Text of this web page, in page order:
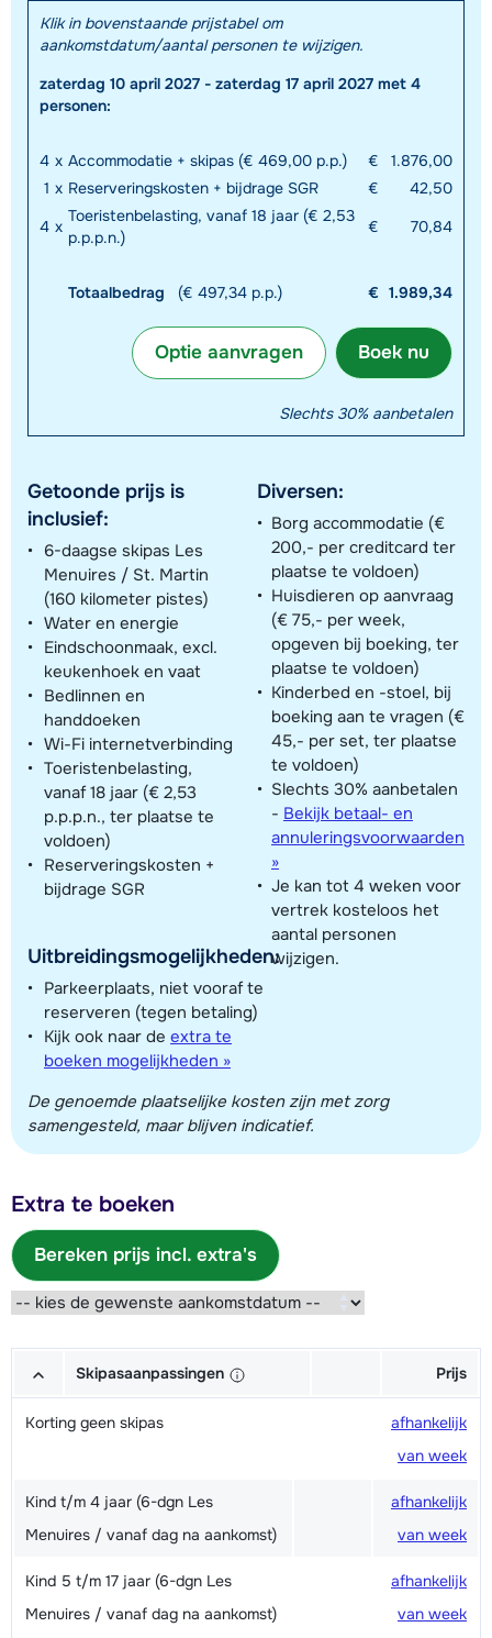
Klik in bovenstaande prijstabel om
aankomstdatum/aantal personen te wijzigen.
zaterdag 10 april 2027 - zaterdag 17 april 2027 met 4
personen:
4 x Accommodatie + skipas (€ 469,00 p.p.) €
1.876,00
1 x Reserveringskosten + bijdrage SGR €
42,50
4 x
Toeristenbelasting, vanaf 18 jaar (€ 2,53
p.p.p.n.)
€ 70,84
Totaalbedrag (€ 497,34 p.p.) € 1.989,34
Boek nu
Optie aanvragen
Slechts 30% aanbetalen
Getoonde prijs is
inclusief:
6-daagse skipas Les
Menuires / St. Martin
(160 kilometer pistes)
Water en energie
Eindschoonmaak, excl.
keukenhoek en vaat
Bedlinnen en
handdoeken
Wi-Fi internetverbinding
Toeristenbelasting,
vanaf 18 jaar (€ 2,53
p.p.p.n., ter plaatse te
voldoen)
Reserveringskosten +
bijdrage SGR
Uitbreidingsmogelijkheden:
Parkeerplaats, niet vooraf te
reserveren (tegen betaling)
Kijk ook naar de extra te
boeken mogelijkheden »
Diversen:
Borg accommodatie (€
200,- per creditcard ter
plaatse te voldoen)
Huisdieren op aanvraag
(€ 75,- per week,
opgeven bij boeking, ter
plaatse te voldoen)
Kinderbed en -stoel, bij
boeking aan te vragen (€
45,- per set, ter plaatse
te voldoen)
Slechts 30% aanbetalen
- Bekijk betaal- en
annuleringsvoorwaarden
»
Je kan tot 4 weken voor
vertrek kosteloos het
aantal personen
wijzigen.
De genoemde plaatselijke kosten zijn met zorg
samengesteld, maar blijven indicatief.
Extra te boeken
Bereken prijs incl. extra's
Skipasaanpassingen Prijs
Korting geen skipas
afhankelijk
van week
Kind t/m 4 jaar (6-dgn Les
Menuires / vanaf dag na aankomst)
afhankelijk
van week
Kind 5 t/m 17 jaar (6-dgn Les
Menuires / vanaf dag na aankomst)
afhankelijk
van week